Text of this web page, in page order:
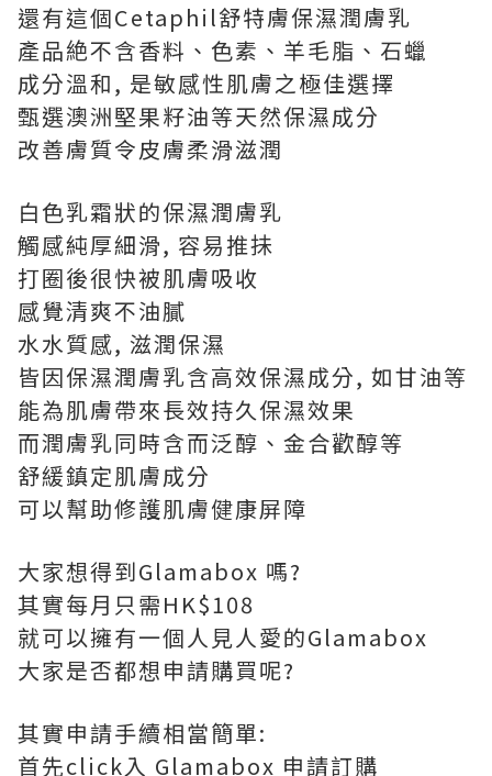
還有這個Cetaphil舒特膚保濕潤膚乳
產品絶不含香料、色素、羊毛脂、石蠟
成分溫和, 是敏感性肌膚之極佳選擇
甄選澳洲堅果籽油等天然保濕成分
改善膚質令皮膚柔滑滋潤
白色乳霜狀的保濕潤膚乳
觸感純厚細滑, 容易推抺
打圈後很快被肌膚吸收
感覺清爽不油膩
水水質感, 滋潤保濕
皆因保濕潤膚乳含高效保濕成分, 如甘油等
能為肌膚帶來長效持久保濕效果
而潤膚乳同時含而泛醇、金合歡醇等
舒緩鎮定肌膚成分
可以幫助修護肌膚健康屏障
大家想得到Glamabox 嗎?
其實每月只需HK$108
就可以擁有一個人見人愛的Glamabox
大家是否都想申請購買呢?
其實申請手續相當簡單:
首先click入 Glamabox 申請訂購